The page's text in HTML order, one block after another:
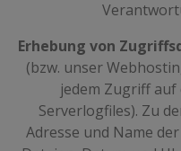
Erhebung von
(bzw. unser
jedem Zugriff
Serverlogfiles). Zu
Adresse und Name